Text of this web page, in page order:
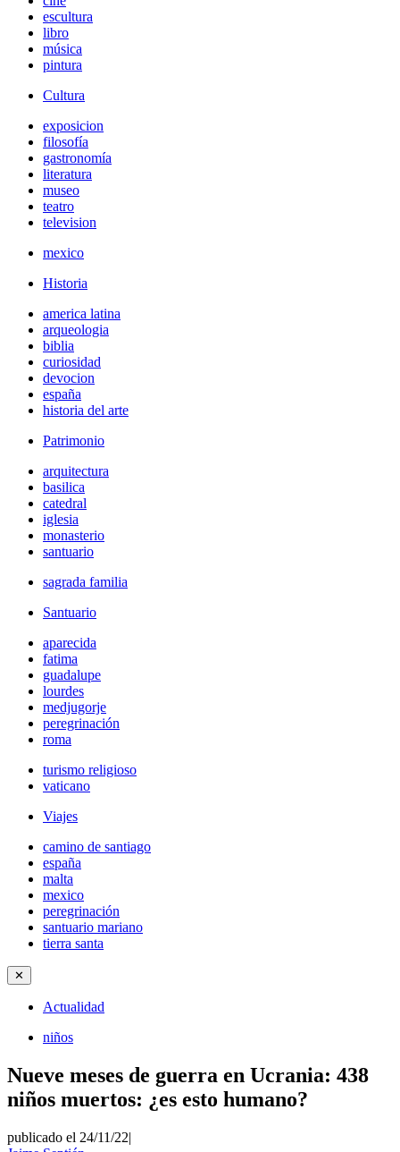
escultura
libro
música
pintura
Cultura
exposicion
filosofía
gastronomía
literatura
museo
teatro
television
mexico
Historia
america latina
arqueologia
biblia
curiosidad
devocion
españa
historia del arte
Patrimonio
arquitectura
basilica
catedral
iglesia
monasterio
santuario
sagrada familia
Santuario
aparecida
fatima
guadalupe
lourdes
medjugorje
peregrinación
roma
turismo religioso
vaticano
Viajes
camino de santiago
españa
malta
mexico
peregrinación
santuario mariano
tierra santa
✕
Actualidad
niños
Nueve meses de guerra en Ucrania: 438
niños muertos: ¿es esto humano?
publicado el 24/11/22|